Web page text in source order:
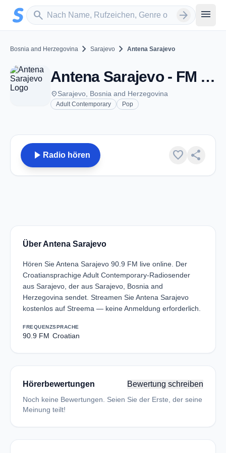
Zum Hauptinhalt springen
search
Sender suchen arrow_forward menu
Bosnia and Herzegovina chevron_right Sarajevo chevron_right Antena Sarajevo
Antena Sarajevo - FM 90.9 - Sarajevo
placeSarajevo, Bosnia and Herzegovina
Adult Contemporary Pop
play_arrow Radio hören favorite share
Über Antena Sarajevo
Hören Sie Antena Sarajevo 90.9 FM live online. Der
Croatiansprachige Adult Contemporary-Radiosender
aus Sarajevo, der aus Sarajevo, Bosnia and
Herzegovina sendet. Streamen Sie Antena Sarajevo
kostenlos auf Streema — keine Anmeldung erforderlich.
FREQUENZ
90.9 FM
SPRACHE
Croatian
Hörerbewertungen Bewertung schreiben
Noch keine Bewertungen. Seien Sie der Erste, der seine
Meinung teilt!